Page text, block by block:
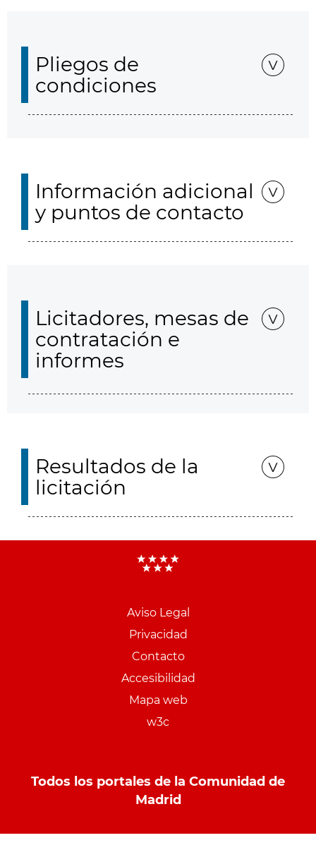
Pliegos de
condiciones
Información adicional
y puntos de contacto
Licitadores, mesas de
contratación e
informes
Resultados de la
licitación
Aviso Legal
Privacidad
Contacto
Accesibilidad
Mapa web
w3c
Todos los portales de la Comunidad de
Madrid